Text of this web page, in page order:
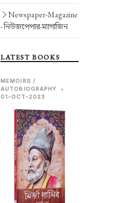
Newspaper-Magazine
-নিউজপেপার-ম্যাগাজিন
LATEST BOOKS
MEMOIRS /
AUTOBIOGRAPHY
•
01-OCT-2023